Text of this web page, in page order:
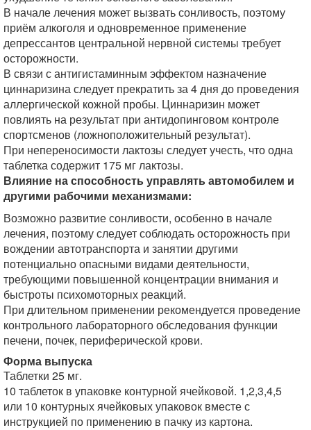
В начале лечения может вызвать сонливость, поэтому
приём алкоголя и одновременное применение
депрессантов центральной нервной системы требует
осторожности.
В связи с антигистаминным эффектом назначение
циннаризина следует прекратить за 4 дня до проведения
аллергической кожной пробы. Циннаризин может
повлиять на результат при антидопинговом контроле
спортсменов (ложноположительный результат).
При непереносимости лактозы следует учесть, что одна
таблетка содержит 175 мг лактозы.
Влияние на способность управлять автомобилем и
другими рабочими механизмами:
Возможно развитие сонливости, особенно в начале
лечения, поэтому следует соблюдать осторожность при
вождении автотранспорта и занятии другими
потенциально опасными видами деятельности,
требующими повышенной концентрации внимания и
быстроты психомоторных реакций.
При длительном применении рекомендуется проведение
контрольного лабораторного обследования функции
печени, почек, периферической крови.
Форма выпуска
Таблетки 25 мг.
10 таблеток в упаковке контурной ячейковой. 1,2,3,4,5
или 10 контурных ячейковых упаковок вместе с
инструкцией по применению в пачку из картона.